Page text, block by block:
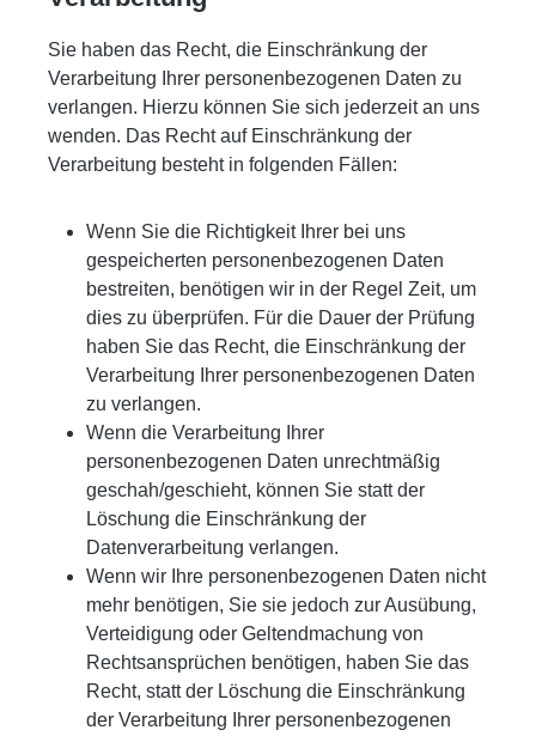
Sie haben das Recht, die Einschränkung der
Verarbeitung Ihrer personenbezogenen Daten zu
verlangen. Hierzu können Sie sich jederzeit an uns
wenden. Das Recht auf Einschränkung der
Verarbeitung besteht in folgenden Fällen:
Wenn Sie die Richtigkeit Ihrer bei uns
gespeicherten personenbezogenen Daten
bestreiten, benötigen wir in der Regel Zeit, um
dies zu überprüfen. Für die Dauer der Prüfung
haben Sie das Recht, die Einschränkung der
Verarbeitung Ihrer personenbezogenen Daten
zu verlangen.
Wenn die Verarbeitung Ihrer
personenbezogenen Daten unrechtmäßig
geschah/geschieht, können Sie statt der
Löschung die Einschränkung der
Datenverarbeitung verlangen.
Wenn wir Ihre personenbezogenen Daten nicht
mehr benötigen, Sie sie jedoch zur Ausübung,
Verteidigung oder Geltendmachung von
Rechtsansprüchen benötigen, haben Sie das
Recht, statt der Löschung die Einschränkung
der Verarbeitung Ihrer personenbezogenen